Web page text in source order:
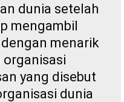
dunia setelah
mengambil
menarik
organisasi
yang disebut
dunia